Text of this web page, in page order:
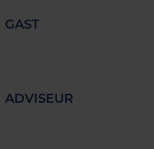
GAST
ADVISEUR